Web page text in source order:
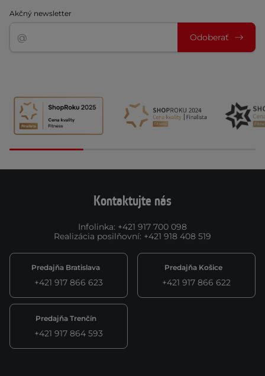
Akčný newsletter
Odoberať
Kontaktujte nás
Infolinka: +421 917 700 098
Realizácia posilňovní: +421 918 408 519
Predajňa Bratislava
+421 917 866 623
Predajňa Košice
+421 917 866 622
Predajňa Trenčín
+421 917 864 593